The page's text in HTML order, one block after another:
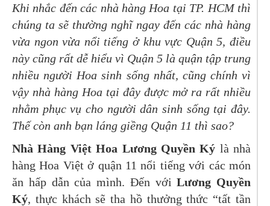
Khi nhắc đến các nhà hàng Hoa tại TP. HCM thì
chúng ta sẽ thường nghĩ ngay đến các nhà hàng
vừa ngon vừa nổi tiếng ở khu vực Quận 5, điều
này cũng rất dễ hiểu vì Quận 5 là quận tập trung
nhiều người Hoa sinh sống nhất, cũng chính vì
vậy nhà hàng Hoa tại đây được mở ra rất nhiều
nhằm phục vụ cho người dân sinh sống tại đây.
Thế còn anh bạn láng giềng Quận 11 thì sao?
Nhà Hàng Việt Hoa Lương Quyền Ký là nhà
hàng Hoa Việt ở quận 11 nổi tiếng với các món
ăn hấp dẫn của mình. Đến vớiLương Quyền
Ký, thực khách sẽ tha hồ thưởng thức “tất tần